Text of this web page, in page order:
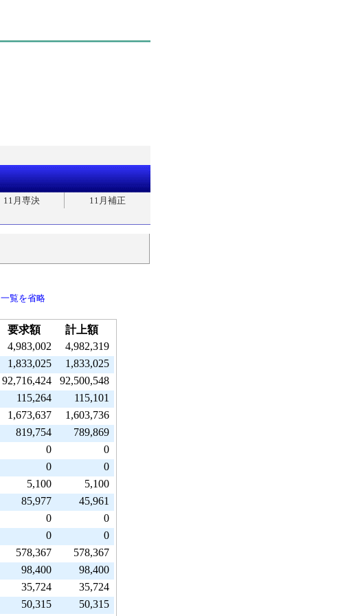
11月専決
11月補正
一覧を省略
要求額
計上額
4,983,002
4,982,319
1,833,025
1,833,025
92,716,424
92,500,548
115,264
115,101
1,673,637
1,603,736
819,754
789,869
0
0
0
0
5,100
5,100
85,977
45,961
0
0
0
0
578,367
578,367
98,400
98,400
35,724
35,724
50,315
50,315